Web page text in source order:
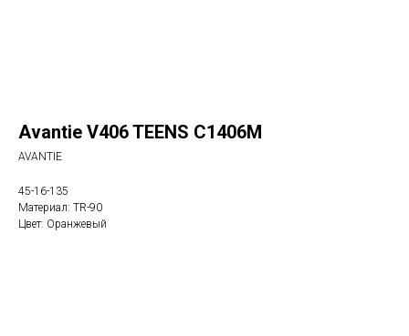
Avantie V406 TEENS C1406M
AVANTIE
45-16-135
Материал: TR-90
Цвет: Оранжевый